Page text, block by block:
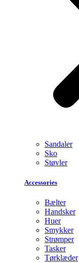
Sandaler
Sko
Støvler
Accessories
Bælter
Handsker
Huer
Smykker
Strømper
Tasker
Tørklæder